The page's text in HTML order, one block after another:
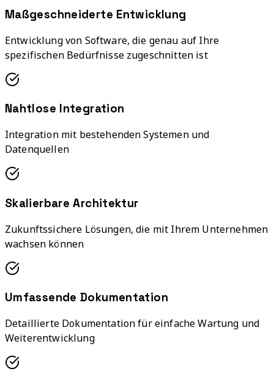
Maßgeschneiderte Entwicklung
Entwicklung von Software, die genau auf Ihre
spezifischen Bedürfnisse zugeschnitten ist
Nahtlose Integration
Integration mit bestehenden Systemen und
Datenquellen
Skalierbare Architektur
Zukunftssichere Lösungen, die mit Ihrem Unternehmen
wachsen können
Umfassende Dokumentation
Detaillierte Dokumentation für einfache Wartung und
Weiterentwicklung